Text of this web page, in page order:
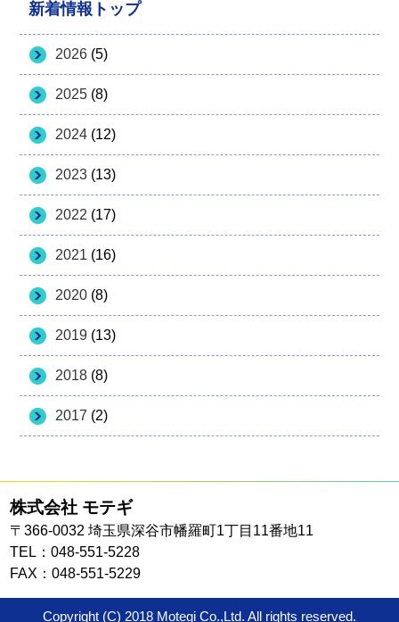
新着情報トップ
2026 (5)
2025 (8)
2024 (12)
2023 (13)
2022 (17)
2021 (16)
2020 (8)
2019 (13)
2018 (8)
2017 (2)
株式会社 モテギ
〒366-0032 埼玉県深谷市幡羅町1丁目11番地11
TEL：048-551-5228
FAX：048-551-5229
Copyright (C) 2018 Motegi Co.,Ltd. All rights reserved.